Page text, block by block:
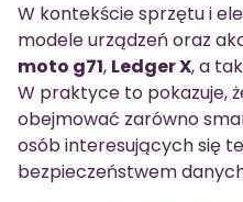
W kontekście sprzętu i
modele urządzeń oraz
moto g71, Ledger X, a
W praktyce to pokazuje,
obejmować zarówno
osób interesujących się
bezpieczeństwem